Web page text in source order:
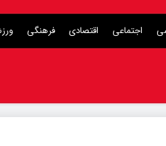
اجتماعی اقتصادی فرهنگی